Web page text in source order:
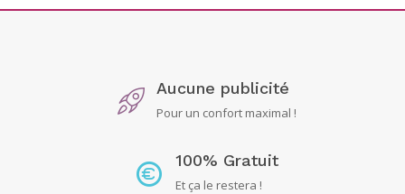
Aucune publicité
Pour un confort maximal !
100% Gratuit
Et ça le restera !